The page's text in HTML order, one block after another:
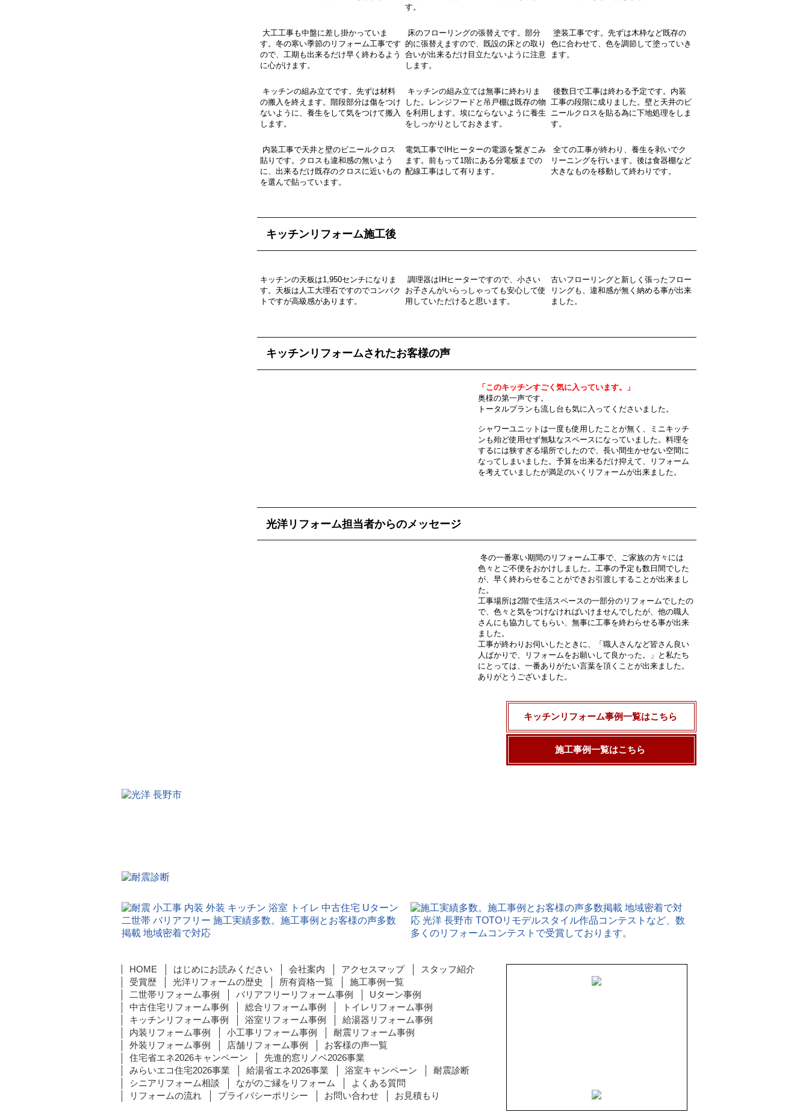
す。
大工工事も中盤に差し掛かっていま
す。冬の寒い季節のリフォーム工事です
ので、工期も出来るだけ早く終わるよう
に心がけます。
床のフローリングの張替えです。部分
的に張替えますので、既設の床との取り
合いが出来るだけ目立たないように注意
します。
塗装工事です。先ずは木枠など既存の
色に合わせて、色を調節して塗っていき
ます。
キッチンの組み立てです。先ずは材料
の搬入を終えます。階段部分は傷をつけ
ないように、養生をして気をつけて搬入
します。
キッチンの組み立ては無事に終わりま
した。レンジフードと吊戸棚は既存の物
を利用します。埃にならないように養生
をしっかりとしておきます。
後数日で工事は終わる予定です。内装
工事の段階に成りました。壁と天井のビ
ニールクロスを貼る為に下地処理をしま
す。
内装工事で天井と壁のビニールクロス
貼りです。クロスも違和感の無いよう
に、出来るだけ既存のクロスに近いもの
を選んで貼っています。
電気工事でIHヒーターの電源を繋ぎこみ
ます。前もって1階にある分電板までの
配線工事はして有ります。
全ての工事が終わり、養生を剥いでク
リーニングを行います。後は食器棚など
大きなものを移動して終わりです。
キッチンリフォーム施工後
キッチンの天板は1,950センチになりま
す。天板は人工大理石ですのでコンパク
トですが高級感があります。
調理器はIHヒーターですので、小さい
お子さんがいらっしゃっても安心して使
用していただけると思います。
古いフローリングと新しく張ったフロー
リングも、違和感が無く納める事が出来
ました。
キッチンリフォームされたお客様の声
「このキッチンすごく気に入っています。」
奥様の第一声です。
トータルプランも流し台も気に入ってくださいました。
シャワーユニットは一度も使用したことが無く、ミニキッチ
ンも殆ど使用せず無駄なスペースになっていました。料理を
するには狭すぎる場所でしたので、長い間生かせない空間に
なってしまいました。予算を出来るだけ抑えて、リフォーム
を考えていましたが満足のいくリフォームが出来ました。
光洋リフォーム担当者からのメッセージ
冬の一番寒い期間のリフォーム工事で、ご家族の方々には
色々とご不便をおかけしました。工事の予定も数日間でした
が、早く終わらせることができお引渡しすることが出来まし
た。
工事場所は2階で生活スペースの一部分のリフォームでしたの
で、色々と気をつけなければいけませんでしたが、他の職人
さんにも協力してもらい、無事に工事を終わらせる事が出来
ました。
工事が終わりお伺いしたときに、「職人さんなど皆さん良い
人ばかりで、リフォームをお願いして良かった。」と私たち
にとっては、一番ありがたい言葉を頂くことが出来ました。
ありがとうございました。
キッチンリフォーム事例一覧はこちら
施工事例一覧はこちら
HOME はじめにお読みください 会社案内 アクセスマップ
スタッフ紹介
受賞歴
光洋リフォームの歴史 所有資格一覧
施工事例一覧
二世帯リフォーム事例
バリアフリーリフォーム事例
Uターン事例
中古住宅リフォーム事例
総合リフォーム事例
トイレリフォーム事例
キッチンリフォーム事例
浴室リフォーム事例
給湯器リフォーム事例
内装リフォーム事例
小工事リフォーム事例
耐震リフォーム事例
外装リフォーム事例
店舗リフォーム事例
お客様の声一覧
住宅省エネ2026キャンペーン
先進的窓リノベ2026事業
みらいエコ住宅2026事業
給湯省エネ2026事業 浴室キャンペーン
耐震診断
シニアリフォーム相談
ながのご縁をリフォーム
よくある質問
リフォームの流れ
プライバシーポリシー お問い合わせ お見積もり